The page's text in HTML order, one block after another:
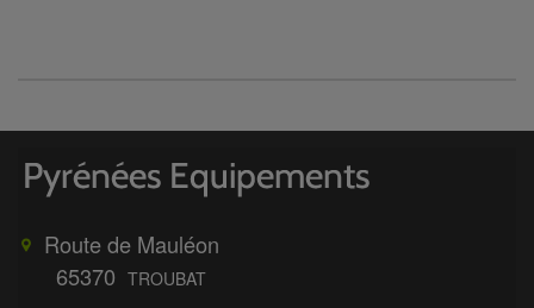
Route de Mauléon
65370 TROUBAT